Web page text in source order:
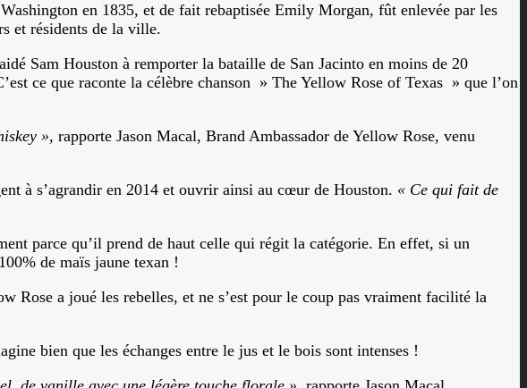
en 1835, et de fait rebaptisée Emily Morgan, fût enlevée par les
et résidents de la ville.
Sam Houston à remporter la bataille de San Jacinto en moins de 20
ce que raconte la célèbre chanson » The Yellow Rose of Texas » que l’on
», rapporte Jason Macal, Brand Ambassador de Yellow Rose, venu
à s’agrandir en 2014 et ouvrir ainsi au cœur de Houston. « Ce qui fait de
parce qu’il prend de haut celle qui régit la catégorie. En effet, si un
de maïs jaune texan !
a joué les rebelles, et ne s’est pour le coup pas vraiment facilité la
bien que les échanges entre le jus et le bois sont intenses !